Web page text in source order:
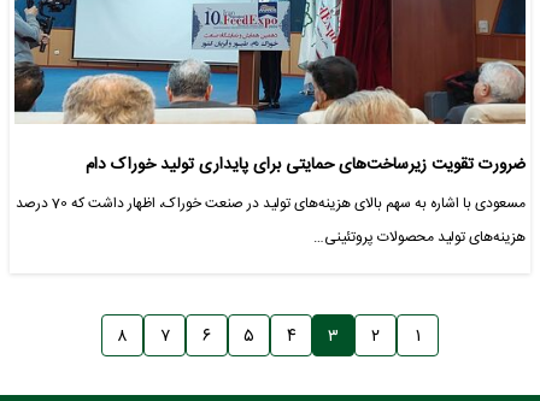
ضرورت تقویت زیرساخت‌های حمایتی برای پایداری تولید خوراک دام
مسعودی با اشاره به سهم بالای هزینه‌های تولید در صنعت خوراک، اظهار داشت که 70 درصد
هزینه‌های تولید محصولات پروتئینی…
۱ ۲ ۳ ۴ ۵ ۶ ۷ ۸